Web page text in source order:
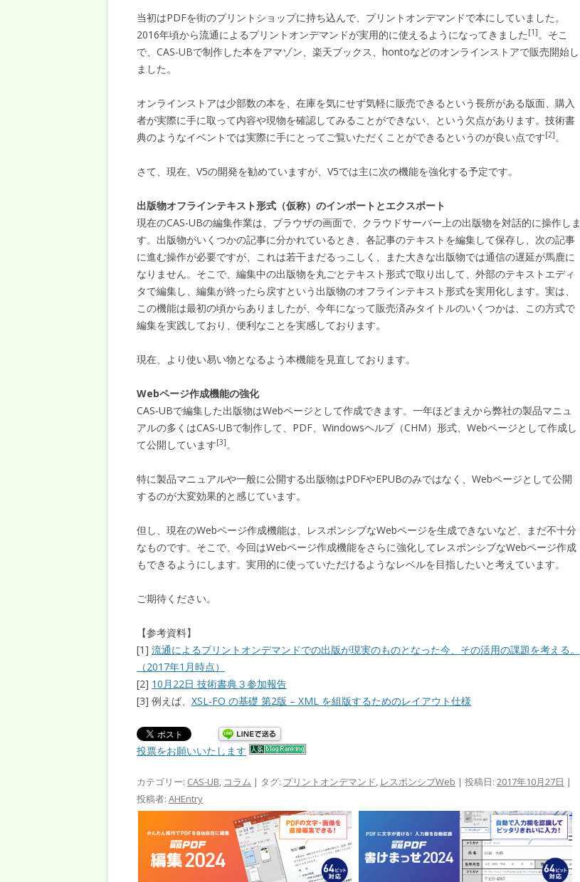
当初はPDFを街のプリントショップに持ち込んで、プリントオンデマンドで本にしていました。
2016年頃から流通によるプリントオンデマンドが実用的に使えるようになってきました [1]。そこ
で、CAS-UBで制作した本をアマゾン、楽天ブックス、hontoなどのオンラインストアで販売開始し
ました。
オンラインストアは少部数の本を、在庫を気にせず気軽に販売できるという長所がある版面、購入
者が実際に手に取って内容や現物を確認してみることができない、という欠点があります。技術書
典のようなイベントでは実際に手にとってご覧いただくことができるというのが良い点です[2]。
さて、現在、V5の開発を勧めていますが、V5では主に次の機能を強化する予定です。
出版物オフラインテキスト形式（仮称）のインポートとエクスポート
現在のCAS-UBの編集作業は、ブラウザの画面で、クラウドサーバー上の出版物を対話的に操作しま
す。出版物がいくつかの記事に分かれているとき、各記事のテキストを編集して保存し、次の記事
に進む操作が必要ですが、これは若干まだるっこしく、また大きな出版物では通信の遅延が馬鹿に
なりません。そこで、編集中の出版物を丸ごとテキスト形式で取り出して、外部のテキストエディ
タで編集し、編集が終ったら戻すという出版物のオフラインテキスト形式を実用化します。実は、
この機能は最初の頃からありましたが、今年になって販売済みタイトルのいくつかは、この方式で
編集を実践しており、便利なことを実感しております。
現在、より使い易い物となるよう本機能を見直しております。
Webページ作成機能の強化
CAS-UBで編集した出版物はWebページとして作成できます。一年ほどまえから弊社の製品マニュ
アルの多くはCAS-UBで制作して、PDF、Windowsヘルプ（CHM）形式、Webページとして作成し
て公開しています[3]。
特に製品マニュアルや一般に公開する出版物はPDFやEPUBのみではなく、Webページとして公開
するのが大変効果的と感じています。
但し、現在のWebページ作成機能は、レスポンシブなWebページを生成できないなど、まだ不十分
なものです。そこで、今回はWebページ作成機能をさらに強化してレスポンシブなWebページ作成
もできるようにします。実用的に使っていただけるようなレベルを目指したいと考えています。
ご期待ください。
【参考資料】
[1] 流通によるプリントオンデマンドでの出版が現実のものとなった今、その活用の課題を考える。
（2017年1月時点）
[2] 10月22日 技術書典３参加報告
[3] 例えば、 XSL-FO の基礎 第2版 – XML を組版するためのレイアウト仕様
投票をお願いいたします
カテゴリー: CAS-UB, コラム | タグ: プリントオンデマンド, レスポンシブWeb | 投稿日: 2017年10月27日 |
投稿者: AHEntry